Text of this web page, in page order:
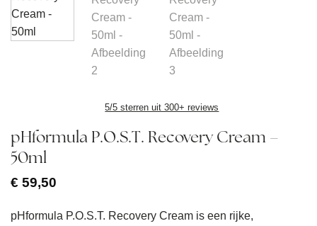
5/5 sterren uit 300+ reviews
pHformula P.O.S.T. Recovery Cream –
50ml
€ 59,50
pHformula P.O.S.T. Recovery Cream is een rijke,